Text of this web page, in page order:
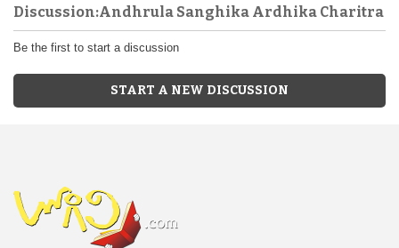
Discussion:Andhrula Sanghika Ardhika Charitra
Be the first to start a discussion
START A NEW DISCUSSION